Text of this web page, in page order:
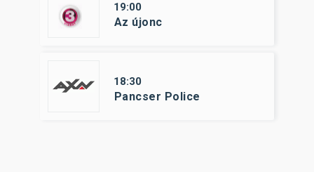
19:00
Az újonc
18:30
Pancser Police